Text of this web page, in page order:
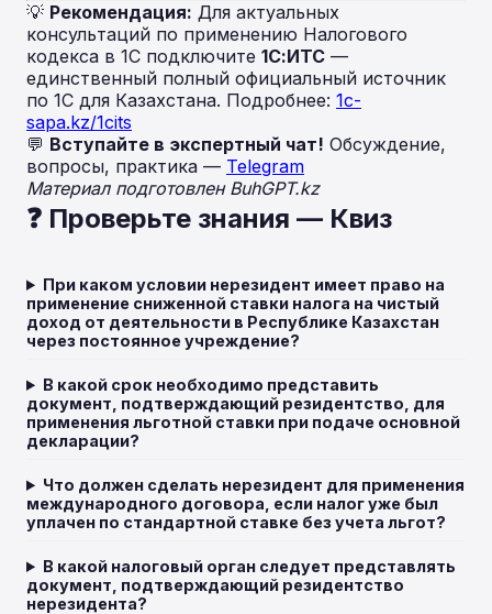
💡 Рекомендация: Для актуальных
консультаций по применению Налогового
кодекса в 1С подключите 1С:ИТС —
единственный полный официальный источник
по 1С для Казахстана. Подробнее: 1c-
sapa.kz/1cits
💬 Вступайте в экспертный чат! Обсуждение,
вопросы, практика — Telegram
Материал подготовлен BuhGPT.kz
❓ Проверьте знания — Квиз
При каком условии нерезидент имеет право на
применение сниженной ставки налога на чистый
доход от деятельности в Республике Казахстан
через постоянное учреждение?
В какой срок необходимо представить
документ, подтверждающий резидентство, для
применения льготной ставки при подаче основной
декларации?
Что должен сделать нерезидент для применения
международного договора, если налог уже был
уплачен по стандартной ставке без учета льгот?
В какой налоговый орган следует представлять
документ, подтверждающий резидентство
нерезидента?